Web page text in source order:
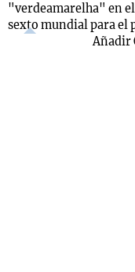
"verdeamarelha" en
sexto mundial para el
Añadir